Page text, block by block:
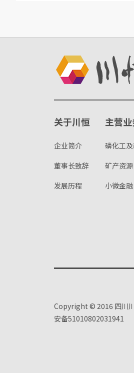
关于川恒
企业简介
董事长致辞
发展历程
主营
磷化工
矿产资源
小微金融
Copyright © 2016 四川
安备51010802031941